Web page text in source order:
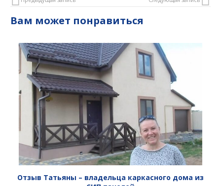
Вам может понравиться
Отзыв Татьяны – владельца каркасного дома из